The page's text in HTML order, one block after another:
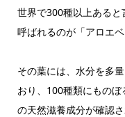
世界で300種以上あると
呼ばれるのが「アロエ
その葉には、水分を多
おり、100種類にもの
の天然滋養成分が確認